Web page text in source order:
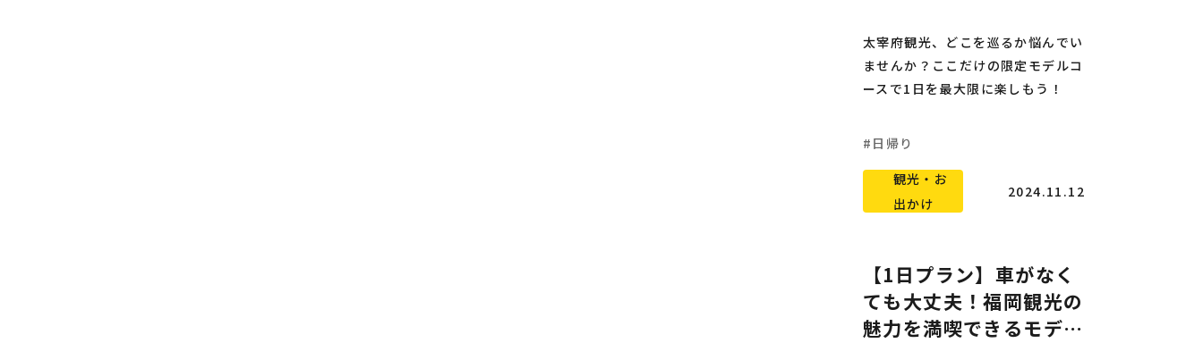
太宰府観光、どこを巡るか悩んでい
ませんか？ここだけの限定モデルコ
ースで1日を最大限に楽しもう！
日帰り
観光・お
出かけ
2024.11.12
【1日プラン】車がなく
ても大丈夫！福岡観光の
魅力を満喫できるモデル